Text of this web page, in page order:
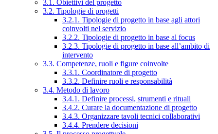
3.1. Obiettivi del progetto
3.2. Tipologie di progetti
3.2.1. Tipologie di progetto in base agli attori
coinvolti nel servizio
3.2.2. Tipologie di progetto in base al focus
3.2.3. Tipologie di progetto in base all’ambito di
intervento
3.3. Competenze, ruoli e figure coinvolte
3.3.1. Coordinatore di progetto
3.3.2. Definire ruoli e responsabilità
3.4. Metodo di lavoro
3.4.1. Definire processi, strumenti e rituali
3.4.2. Curare la documentazione di progetto
3.4.3. Organizzare tavoli tecnici collaborativi
3.4.4. Prendere decisioni